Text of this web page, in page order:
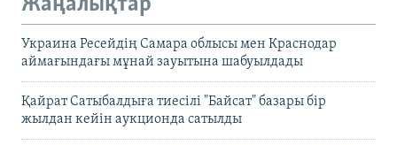
Жаңалықтар
Украина Ресейдің Самара облысы мен Краснодар
аймағындағы мұнай зауытына шабуылдады
Қайрат Сатыбалдыға тиесілі "Байсат" базары бір
жылдан кейін аукционда сатылды